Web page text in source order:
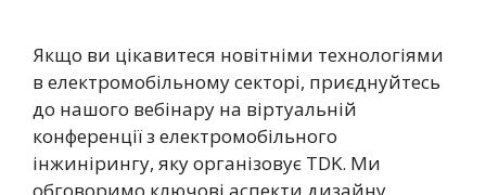
Якщо ви цікавитеся новітніми технологіями
в електромобільному секторі, приєднуйтесь
до нашого вебінару на віртуальній
конференції з електромобільного
інжинірингу, яку організовує TDK. Ми